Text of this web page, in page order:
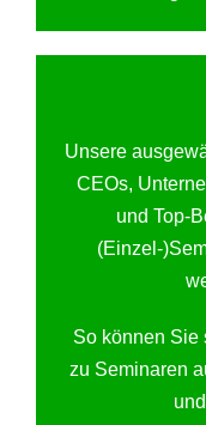
Unsere
CEOs,
und Top-
(Einzel-
So können Sie
zu Seminaren